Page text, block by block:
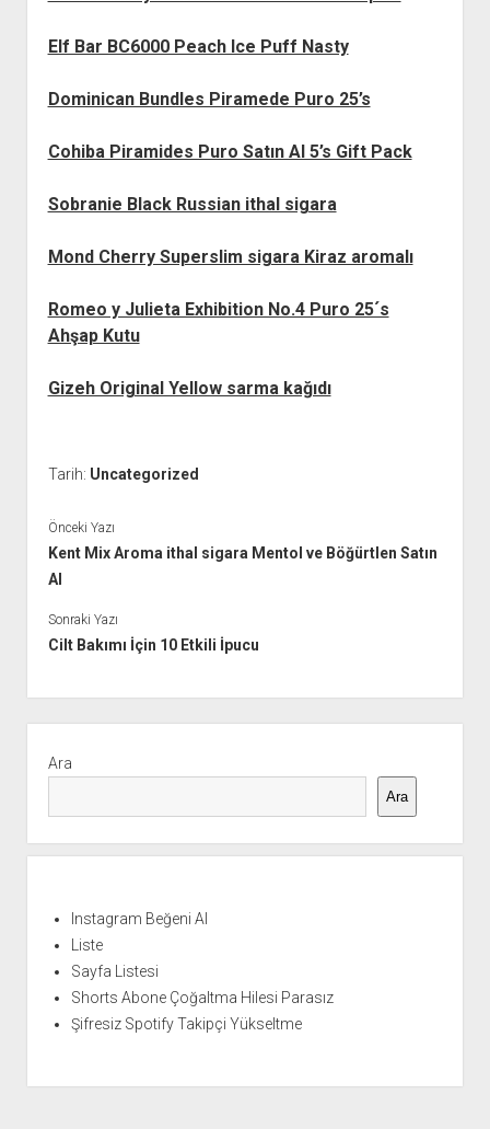
Elf Bar BC6000 Peach Ice Puff Nasty
Dominican Bundles Piramede Puro 25’s
Cohiba Piramides Puro Satın Al 5’s Gift Pack
Sobranie Black Russian ithal sigara
Mond Cherry Superslim sigara Kiraz aromalı
Romeo y Julieta Exhibition No.4 Puro 25´s
Ahşap Kutu
Gizeh Original Yellow sarma kağıdı
Tarih: Uncategorized
Önceki Yazı
Kent Mix Aroma ithal sigara Mentol ve Böğürtlen Satın
Al
Sonraki Yazı
Cilt Bakımı İçin 10 Etkili İpucu
Menü
Ara
Ara
Instagram Beğeni Al
Liste
Sayfa Listesi
Shorts Abone Çoğaltma Hilesi Parasız
Şifresiz Spotify Takipçi Yükseltme